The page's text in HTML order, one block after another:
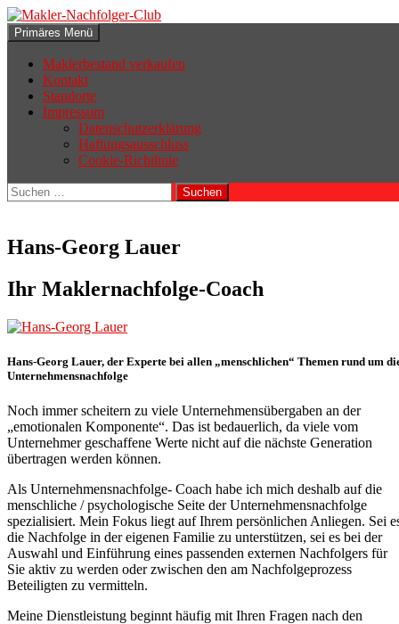
Zum
Inhalt
springen
Makler-Nachfolger-Club
Suchen
Primäres Menü
Maklerbestand verkaufen
Kontakt
Standorte
Impressum
Datenschutzerklärung
Haftungsausschluss
Cookie-Richtlinie
Suchen
nach:
Hans-Georg Lauer
Ihr Maklernachfolge-Coach
Hans-Georg Lauer, der Experte bei allen „menschlichen“ Themen rund um
Unternehmensnachfolge
Noch immer scheitern zu viele Unternehmensübergaben an der
„emotionalen Komponente“. Das ist bedauerlich, da viele vom
Unternehmer geschaffene Werte nicht auf die nächste Generation
übertragen werden können.
Als Unternehmensnachfolge- Coach habe ich mich deshalb auf die
menschliche / psychologische Seite der Unternehmensnachfolge
spezialisiert. Mein Fokus liegt auf Ihrem persönlichen Anliegen. Sei
die Nachfolge in der eigenen Familie zu unterstützen, sei es bei der
Auswahl und Einführung eines passenden externen Nachfolgers für
Sie aktiv zu werden oder zwischen den am Nachfolgeprozess
Beteiligten zu vermitteln.
Meine Dienstleistung beginnt häufig mit Ihren Fragen nach den